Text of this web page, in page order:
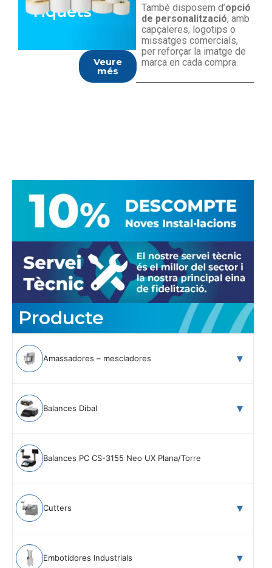
Producte
Amassadores – mescladores
Balances Dibal
Balances PC CS-3155 Neo UX Plana/Torre
Cutters
Embotidores Industrials
Tiquets
Veure
més
També disposem d’opció
de personalització, amb
capçaleres, logotips o
missatges comercials,
per reforçar la imatge de
marca en cada compra.